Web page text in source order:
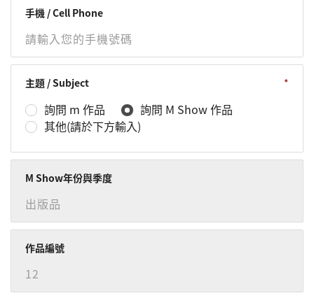
手機 / Cell Phone
主題 / Subject
詢問 m 作品
詢問 M Show 作品
其他(請於下方輸入)
M Show年份與季度
作品編號